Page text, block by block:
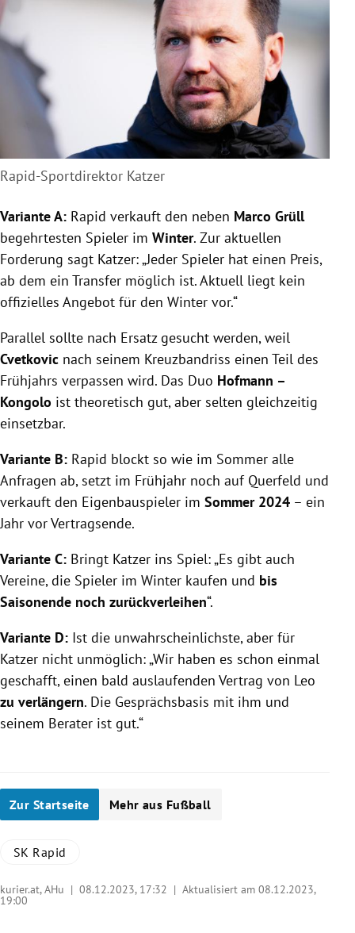
Rapid-Sportdirektor Katzer
Variante A: Rapid verkauft den neben Marco Grüll
begehrtesten Spieler im Winter. Zur aktuellen
Forderung sagt Katzer: „Jeder Spieler hat einen Preis,
ab dem ein Transfer möglich ist. Aktuell liegt kein
offizielles Angebot für den Winter vor.“
Parallel sollte nach Ersatz gesucht werden, weil
Cvetkovic nach seinem Kreuzbandriss einen Teil des
Frühjahrs verpassen wird. Das Duo Hofmann –
Kongolo ist theoretisch gut, aber selten gleichzeitig
einsetzbar.
Variante B: Rapid blockt so wie im Sommer alle
Anfragen ab, setzt im Frühjahr noch auf Querfeld und
verkauft den Eigenbauspieler im Sommer 2024 – ein
Jahr vor Vertragsende.
Variante C: Bringt Katzer ins Spiel: „Es gibt auch
Vereine, die Spieler im Winter kaufen und bis
Saisonende noch zurückverleihen“.
Variante D: Ist die unwahrscheinlichste, aber für
Katzer nicht unmöglich: „Wir haben es schon einmal
geschafft, einen bald auslaufenden Vertrag von Leo
zu verlängern. Die Gesprächsbasis mit ihm und
seinem Berater ist gut.“
Zur Startseite Mehr aus Fußball
SK Rapid
kurier.at, AHu | 08.12.2023, 17:32 | Aktualisiert am 08.12.2023,
19:00